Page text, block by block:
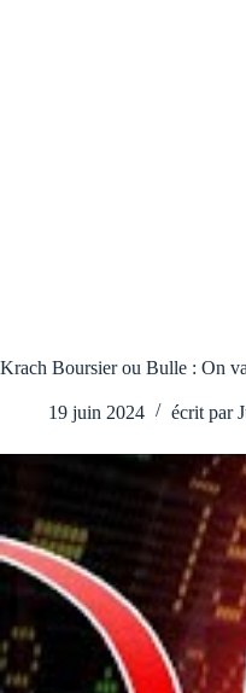
Krach Boursier ou Bulle : On
19 juin 2024 écrit par